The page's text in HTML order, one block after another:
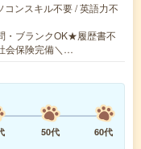
コンスキル不要 / 英語力不
・ブランクOK★履歴書不
会保険完備＼…
50代
60代